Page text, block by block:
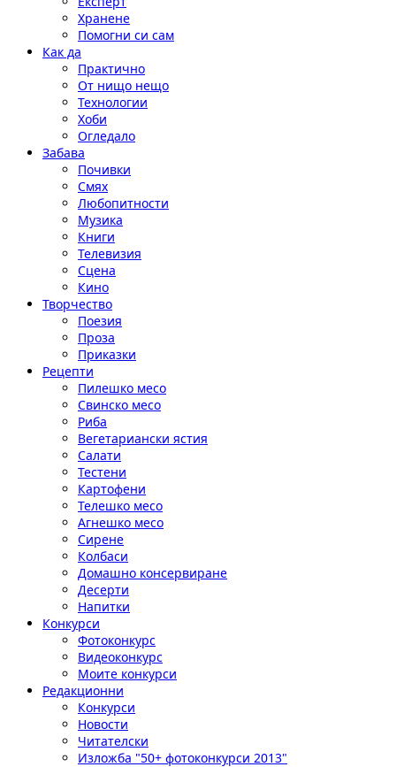
Хранене
Помогни си сам
Как да
Практично
От нищо нещо
Технологии
Хоби
Огледало
Забава
Почивки
Смях
Любопитности
Музика
Книги
Телевизия
Сцена
Кино
Творчество
Поезия
Проза
Приказки
Рецепти
Пилешко месо
Свинско месо
Риба
Вегетариански ястия
Салати
Тестени
Картофени
Телешко месо
Агнешко месо
Сирене
Колбаси
Домашно консервиране
Десерти
Напитки
Конкурси
Фотоконкурс
Видеоконкурс
Моите конкурси
Редакционни
Конкурси
Новости
Читателски
Изложба "50+ фотоконкурси 2013"